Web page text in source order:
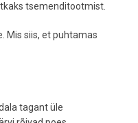
tsemenditootmist.
Mis siis, et puhtamas
tagant üle